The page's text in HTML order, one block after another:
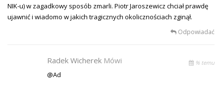
NIK-u) w zagadkowy sposób zmarli. Piotr Jaroszewicz chciał prawdę
ujawnić i wiadomo w jakich tragicznych okolicznościach zginął.
Odpowiadać
Radek Wicherek Mówi % temu
@Ad